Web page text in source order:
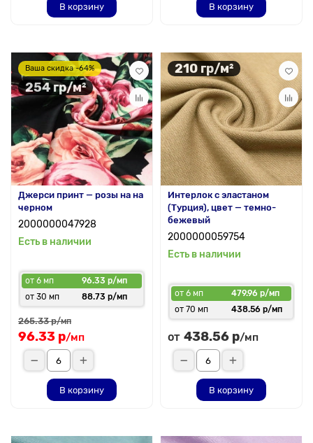
В корзину В корзину
Ваша скидка -64%
254 гр/м²
Джерси принт — розы на на
черном
2000000047928
Есть в наличии
от 6 мп
96.33 р/мп
от 30 мп
88.73 р/мп
265.33 р/мп
96.33 р/мп
В корзину
210 гр/м²
Интерлок с эластаном
(Турция), цвет — темно-
бежевый
2000000059754
Есть в наличии
от 6 мп
479.96 р/мп
от 70 мп
438.56 р/мп
от 438.56 р/мп
В корзину